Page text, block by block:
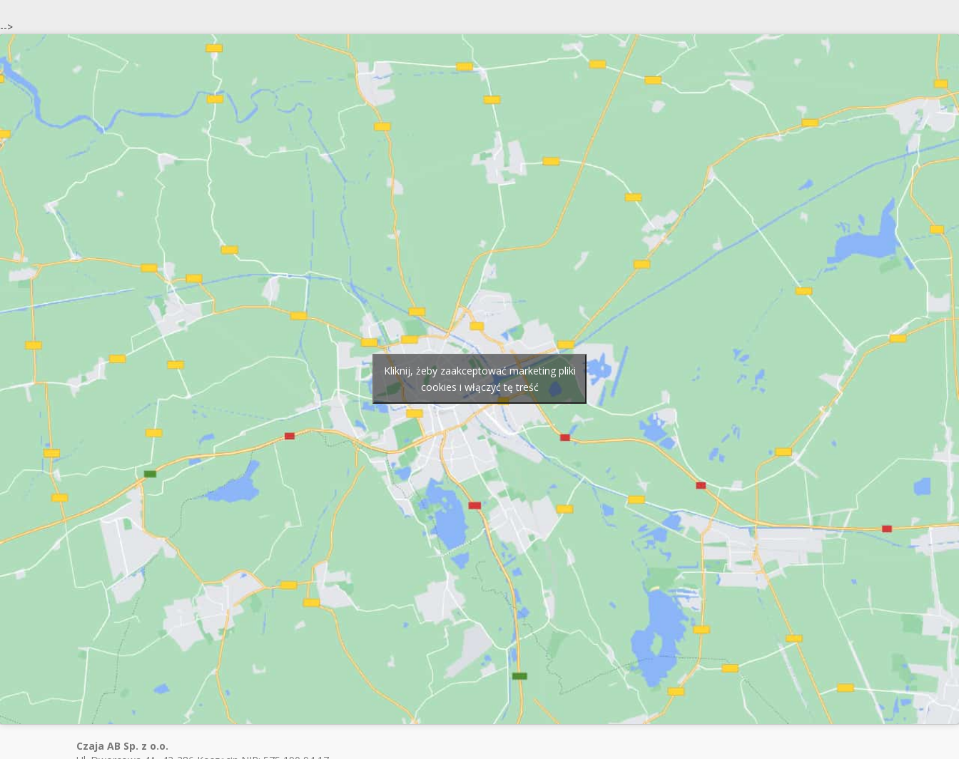
-->
Kliknij, żeby zaakceptować marketing pliki
cookies i włączyć tę treść
Czaja AB Sp. z o.o.